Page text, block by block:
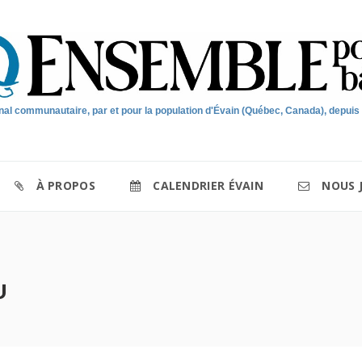
communautaire, par et pour la population d'Évain (Québec, Canada), depuis
À PROPOS CALENDRIER ÉVAIN NOUS